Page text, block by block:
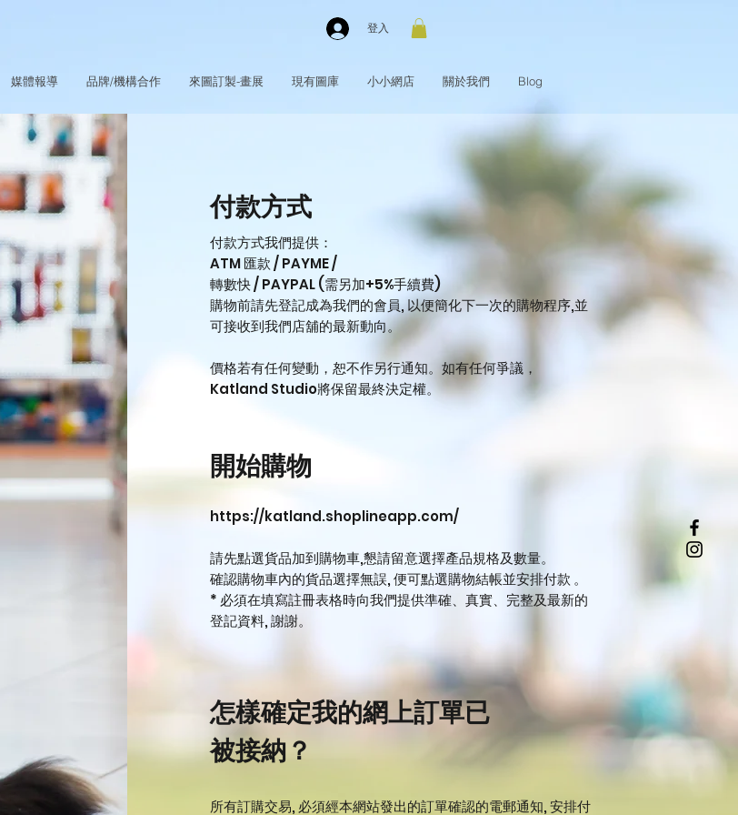
登入
媒體報導 品牌/機構合作 來圖訂製-畫展 現有圖庫 小小網店 關於我們 Blog
付款方式
​付款方式我們提供：
ATM 匯款 ​/ PAYME /
轉數快​ /PAYPAL (需另加+5%手續費)
購物前請先登記成為我們的會員, 以便簡化下一次的購物程序,並
可接收到我們店舖的最新動向。
價格若有任何變動，恕不作另行通知。如有任何爭議，
Katland Studio將保留最終決定權。
開始購物
https://katland.shoplineapp.com/
請先點選貨品加到購物車,懇請留意選擇產品規格及數量。
確認購物車內的貨品選擇無誤, 便可點選購物結帳並安排付款 。
* 必須在填寫註冊表格時向我們提供準確、真實、完整及最新的
登記資料, 謝謝。
怎樣確定我的網上訂單已
被接納？
所有訂購交易, 必須經本網站發出的訂單確認的電郵通知, 安排付